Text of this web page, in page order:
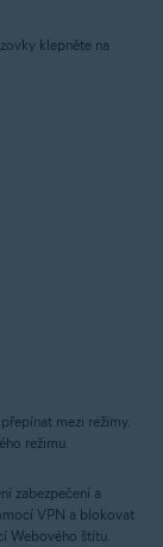
klepněte na
mezi režimy.
režimu.
zabezpečení a
VPN a blokovat
Webového štítu.